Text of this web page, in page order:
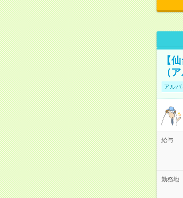
【
（
アルバ
給与
勤務地